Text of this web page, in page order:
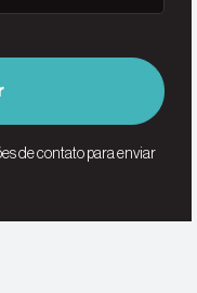
de contato para enviar